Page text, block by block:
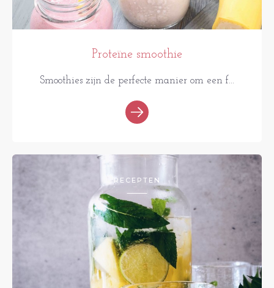
Proteïne smoothie
Smoothies zijn de perfecte manier om een f...
RECEPTEN